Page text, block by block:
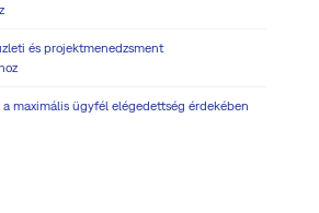
és projektmenedzsment
maximális ügyfél elégedettség érdekében